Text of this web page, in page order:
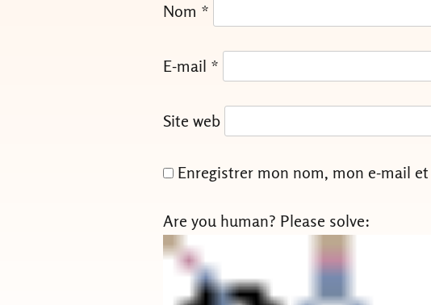
Nom *
E-mail *
Site web
Enregistrer mon nom, mon e-mail
Are you human? Please solve: